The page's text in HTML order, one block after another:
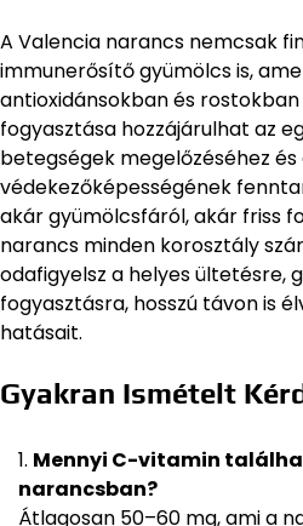
A Valencia narancs nemcsak
immunerősítő gyümölcs is,
antioxidánsokban és rostokban
fogyasztása hozzájárulhat az
betegségek megelőzéséhez
védekezőképességének
akár gyümölcsfáról, akár friss
narancs minden korosztály
odafigyelsz a helyes ültetésre,
fogyasztásra, hosszú távon is
hatásait.
Gyakran Ismételt
Mennyi C-vitamin
narancsban?
Átlagosan 50–60 mg, ami a